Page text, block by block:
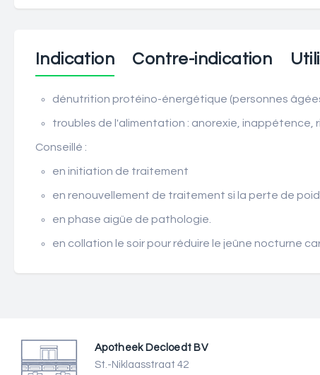
Indication Contre-indication
dénutrition protéino-énergétique (personnes
troubles de l'alimentation : anorexie, inappétence,
Conseillé :
en initiation de traitement
en renouvellement de traitement si la perte de
en phase aigüe de pathologie.
en collation le soir pour réduire le jeûne nocturne
Apotheek Decloedt BV
St.-Niklaasstraat 42